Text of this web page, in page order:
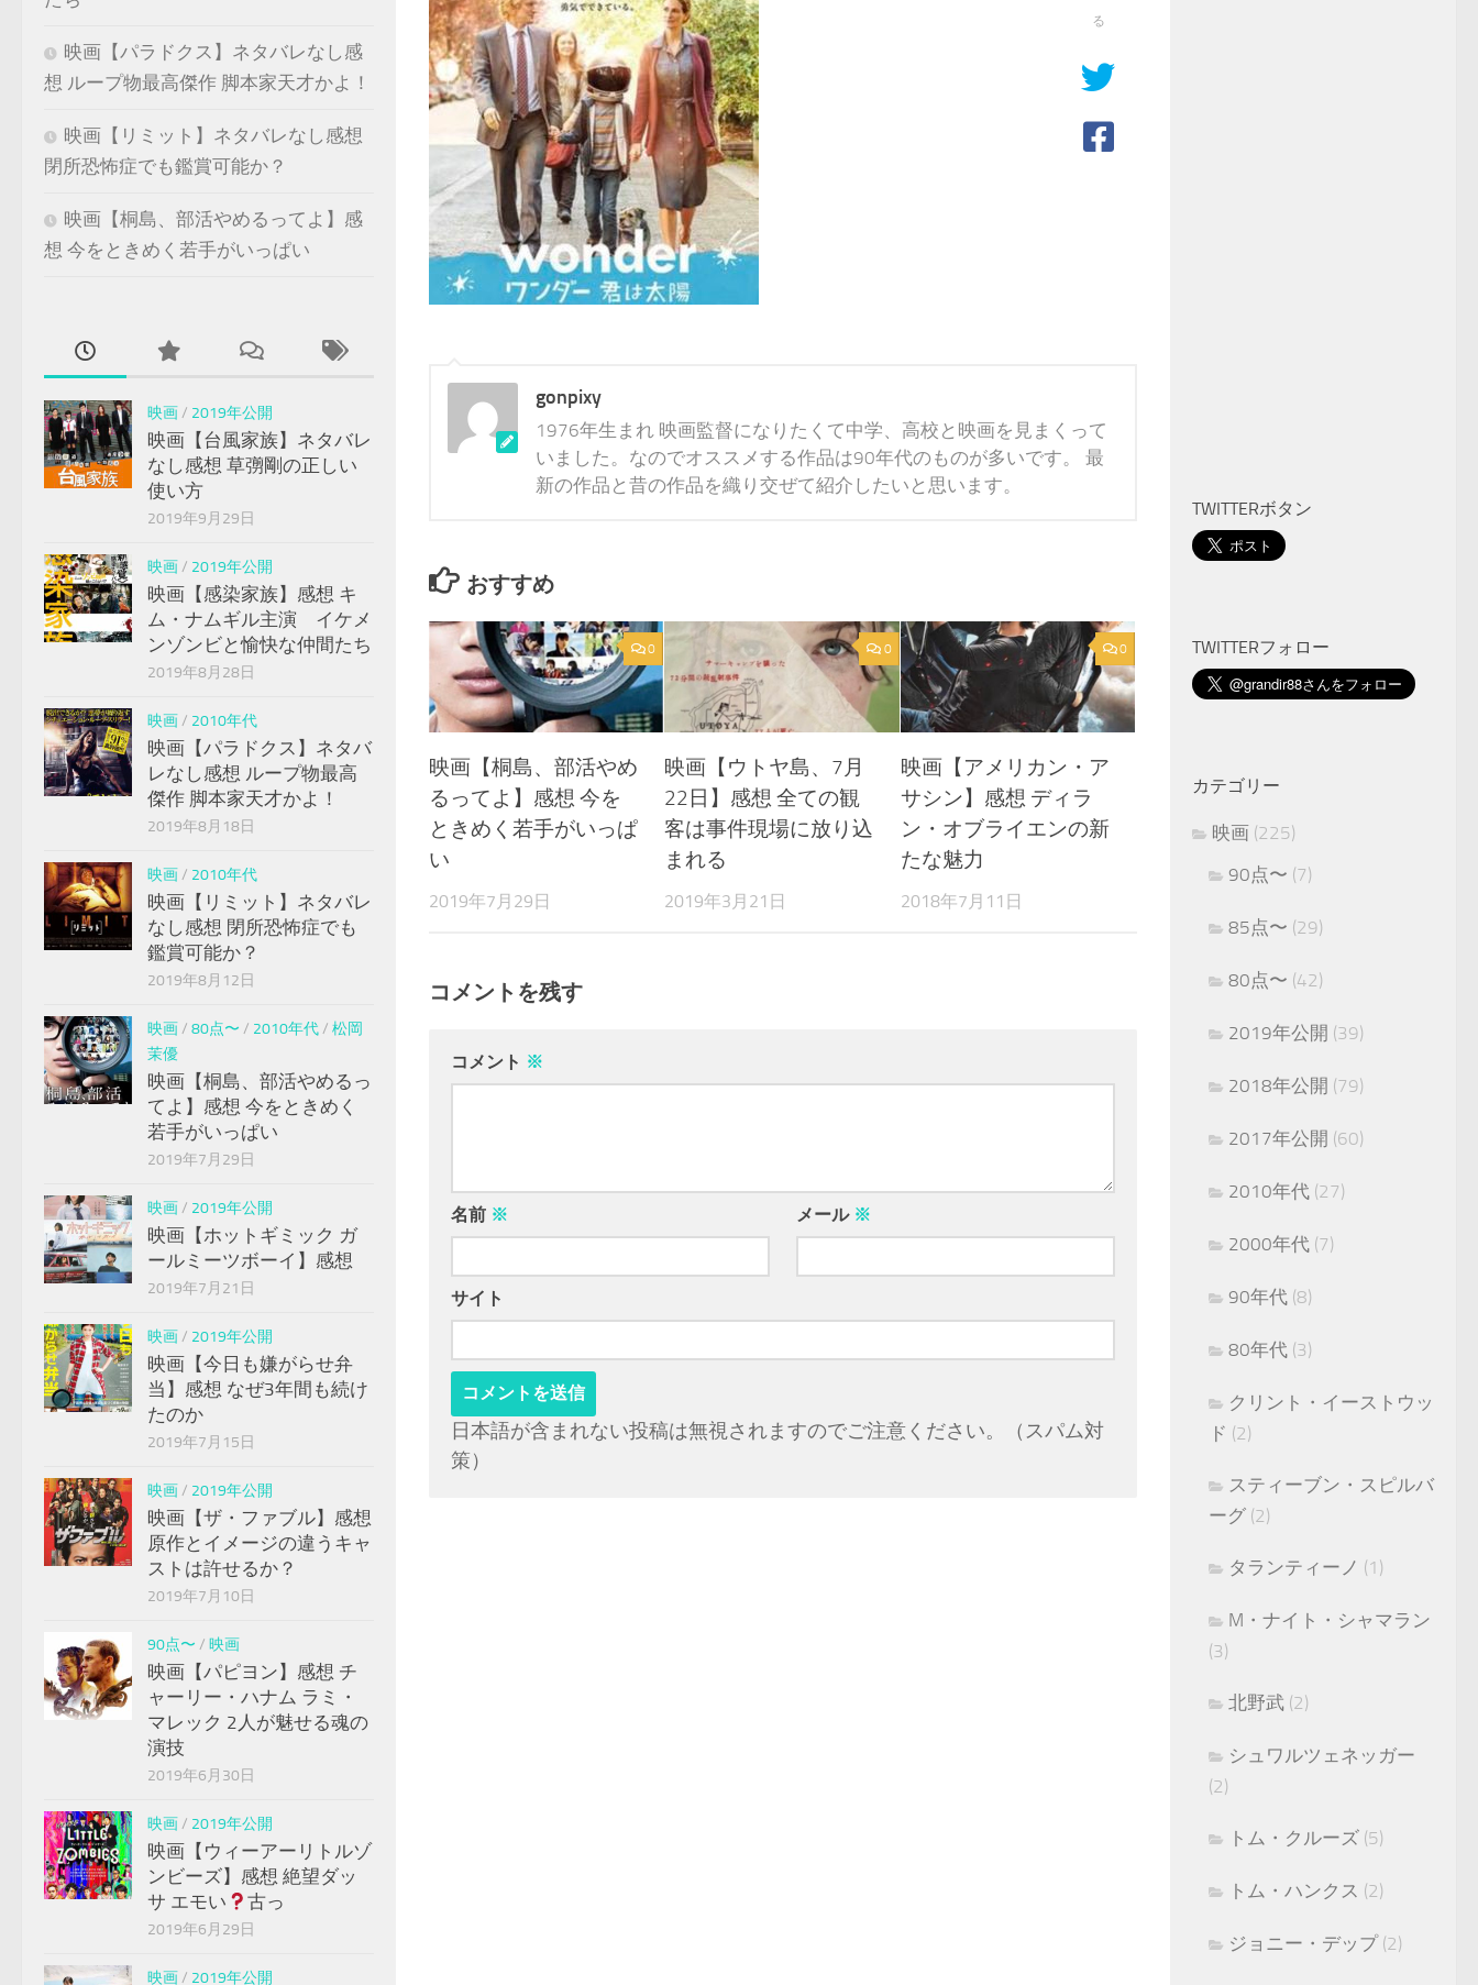
る
gonpixy
1976年生まれ 映画監督になりたくて中学、高校と映画を見まくって
いました。なのでオススメする作品は90年代のものが多いです。 最
新の作品と昔の作品を織り交ぜて紹介したいと思います。
おすすめ
0
映画【桐島、部活やめ
るってよ】感想 今を
ときめく若手がいっぱ
い
2019年7月29日
0
映画【ウトヤ島、7月
22日】感想 全ての観
客は事件現場に放り込
まれる
2019年3月21日
0
映画【アメリカン・ア
サシン】感想 ディラ
ン・オブライエンの新
たな魅力
2018年7月11日
コメントを残す
コメント ※
名前 ※ メール ※
サイト
日本語が含まれない投稿は無視されますのでご注意ください。（スパム対
策）
映画【パラドクス】ネタバレなし感
想 ループ物最高傑作 脚本家天才かよ！
映画【リミット】ネタバレなし感想
閉所恐怖症でも鑑賞可能か？
映画【桐島、部活やめるってよ】感
想 今をときめく若手がいっぱい
映画/ 2019年公開
映画【台風家族】ネタバレ
なし感想 草彅剛の正しい
使い方
2019年9月29日
映画/ 2019年公開
映画【感染家族】感想 キ
ム・ナムギル主演 イケメ
ンゾンビと愉快な仲間たち
2019年8月28日
映画/ 2010年代
映画【パラドクス】ネタバ
レなし感想 ループ物最高
傑作 脚本家天才かよ！
2019年8月18日
映画/ 2010年代
映画【リミット】ネタバレ
なし感想 閉所恐怖症でも
鑑賞可能か？
2019年8月12日
映画/ 80点〜 / 2010年代/ 松岡
茉優
映画【桐島、部活やめるっ
てよ】感想 今をときめく
若手がいっぱい
2019年7月29日
映画/ 2019年公開
映画【ホットギミック ガ
ールミーツボーイ】感想
2019年7月21日
映画/ 2019年公開
映画【今日も嫌がらせ弁
当】感想 なぜ3年間も続け
たのか
2019年7月15日
映画/ 2019年公開
映画【ザ・ファブル】感想
原作とイメージの違うキャ
ストは許せるか？
2019年7月10日
90点〜 / 映画
映画【パピヨン】感想 チ
ャーリー・ハナム ラミ・
マレック 2人が魅せる魂の
演技
2019年6月30日
映画/ 2019年公開
映画【ウィーアーリトルゾ
ンビーズ】感想 絶望ダッ
サ エモい
古っ
2019年6月29日
映画/ 2019年公開
TWITTERボタン
TWITTERフォロー
カテゴリー
映画 (225)
90点〜 (7)
85点〜 (29)
80点〜 (42)
2019年公開 (39)
2018年公開 (79)
2017年公開 (60)
2010年代 (27)
2000年代 (7)
90年代 (8)
80年代 (3)
クリント・イーストウッ
ド (2)
スティーブン・スピルバ
ーグ (2)
タランティーノ (1)
M・ナイト・シャマラン
(3)
北野武 (2)
シュワルツェネッガー
(2)
トム・クルーズ (5)
トム・ハンクス (2)
ジョニー・デップ(2)